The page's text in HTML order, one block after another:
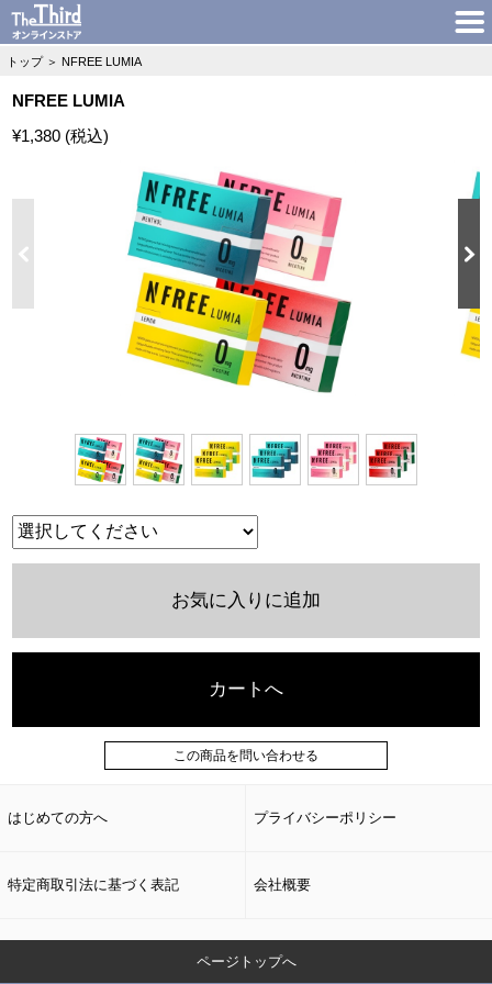
トップ ＞ NFREE LUMIA
NFREE LUMIA
¥1,380 (税込)
お気に入りに追加
カートへ
この商品を問い合わせる
はじめての方へ プライバシーポリシー
特定商取引法に基づく表記 会社概要
ページトップへ